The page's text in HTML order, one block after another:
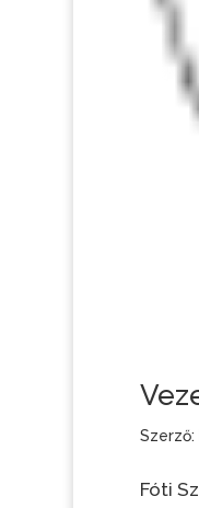
Szerző:
Fóti